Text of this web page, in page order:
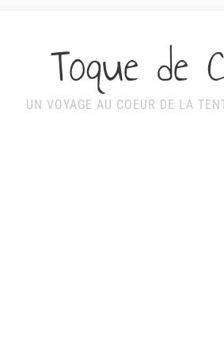
Toque de
UN VOYAGE AU COEUR DE LA